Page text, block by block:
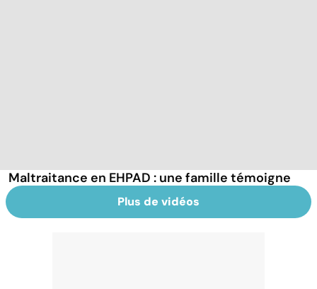
Maltraitance en EHPAD : une famille témoigne
Plus de vidéos